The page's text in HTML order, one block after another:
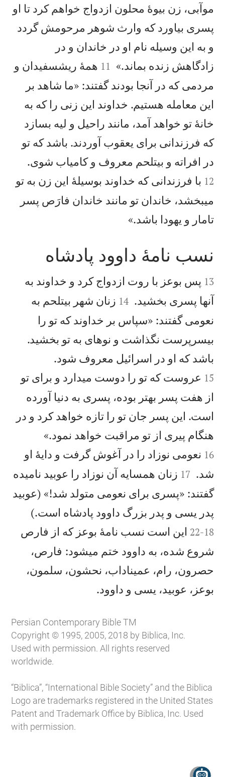
موآبی، زن بيوهٔ محلون ازدواج خواهم كرد تا او
پسری بياورد كه وارث شوهر مرحومش گردد
و به اين وسيله نام او در خاندان و در
زادگاهش زنده بماند.»

11 همهٔ ريشسفيدان و
مردمی كه در آنجا بودند گفتند: «ما شاهد بر
اين معامله هستيم. خداوند اين زنی را كه به
خانهٔ تو خواهد آمد، مانند راحيل و ليه بسازد
كه فرزندانی برای يعقوب آوردند. باشد كه تو
در افراته و بيتلحم معروف و كامياب شوی.
12 با فرزندانی كه خداوند بوسيلهٔ اين زن به تو
میبخشد، خاندان تو مانند خاندان فارَص پسر
تامار و يهودا باشد.»

نسب نامهٔ داوود پادشاه

13 پس بوعز با روت ازدواج كرد و خداوند به
آنها پسری بخشيد. 

14 زنان شهر بيتلحم به
نعومی گفتند: «سپاس بر خداوند كه تو را
بیسرپرست نگذاشت و نوهای به تو بخشيد.
باشد كه او در اسرائيل معروف شود.
15 عروست كه تو را دوست میدارد و برای تو
از هفت پسر بهتر بوده، پسری به دنیا آورده
است. اين پسر جان تو را تازه خواهد كرد و در
هنگام پيری از تو مراقبت خواهد نمود.»
16 نعومی نوزاد را در آغوش گرفت و دايهٔ او
شد. 

17 زنان همسايه آن نوزاد را عوبيد ناميده
گفتند: «پسری برای نعومی متولد شد!» (عوبيد
پدر يسی و پدر بزرگ داوود پادشاه است.)
18
-
22 اين است نسب نامهٔ بوعز كه از فارص
شروع شده، به داوود ختم میشود: فارص،
حصرون، رام، عميناداب، نحشون، سلمون،
بوعز، عوبيد، يسی و داوود.
Persian Contemporary Bible TM
Copyright © 1995, 2005, 2018 by Biblica, Inc.
Used with permission. All rights reserved
worldwide.
“Biblica”, “International Bible Society” and the Biblica
Logo are trademarks registered in the United States
Patent and Trademark Office by Biblica, Inc. Used
with permission.